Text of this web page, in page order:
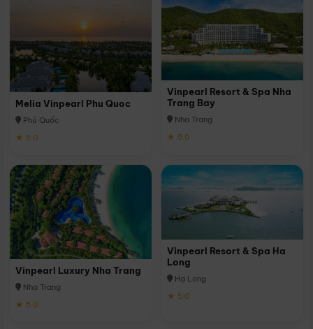
Melia Vinpearl Phu Quoc
Phú Quốc
★ 5.0
Vinpearl Resort & Spa Nha
Trang Bay
Nha Trang
★ 5.0
Vinpearl Luxury Nha Trang
Nha Trang
★ 5.0
Vinpearl Resort & Spa Ha
Long
Hạ Long
★ 5.0